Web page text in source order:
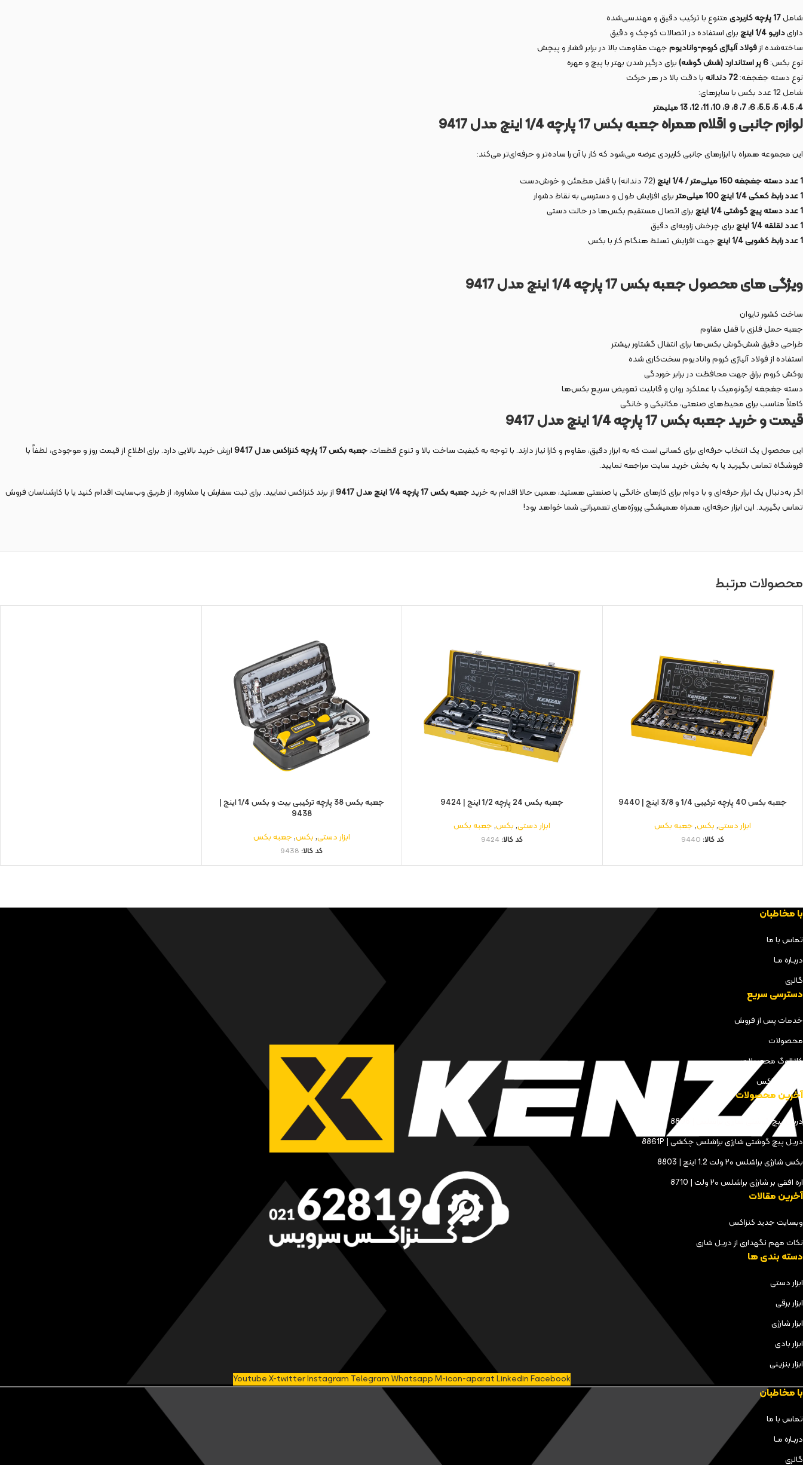
شامل17 پارچه کاربردی
متنوع با ترکیب دقیق و مهندسی‌شده
دارایداریو 1/4 اینچ
برای استفاده در اتصالات کوچک و دقیق
ساخته‌شده ازفولاد آلیاژی کروم-وانادیومجهت مقاومت بالا در برابر فشار و پیچش
نوع بکس:6 پر استاندارد (شش گوشه)
برای درگیر شدن بهتر با پیچ و مهره
نوع دسته جغجغه:72 دندانه
با دقت بالا در هر حرکت
شامل 12 عدد بکس با سایزهای:
4، 4.5، 5، 5.5، 6، 7، 8، 9، 10، 11، 12، 13 میلیمتر
لوازم جانبی و اقلام همراه جعبه بکس 17 پارچه 1/4 اینچ مدل 9417
این مجموعه همراه با ابزارهای جانبی کاربردی عرضه می‌شود که کار با آن را ساده‌تر و حرفه‌ای‌تر می‌کند:
1 عدد دسته جغجغه 150 میلی‌متر / 1/4 اینچ
(72 دندانه) با قفل مطمئن و خوش‌دست
1 عدد رابط کمکی 1/4 اینچ 100 میلی‌متر
برای افزایش طول و دسترسی به نقاط دشوار
1 عدد دسته پیچ گوشتی 1/4 اینچ
برای اتصال مستقیم بکس‌ها در حالت دستی
1 عدد لقلقه 1/4 اینچ
برای چرخش زاویه‌ای دقیق
1 عدد رابط کشویی 1/4 اینچ
جهت افزایش تسلط هنگام کار با بکس
ویژگی های محصول جعبه بکس 17 پارچه 1/4 اینچ مدل 9417
ساخت کشور تایوان
جعبه حمل فلزی با قفل مقاوم
طراحی دقیق شش‌گوش بکس‌ها برای انتقال گشتاور بیشتر
استفاده از فولاد آلیاژی کروم وانادیوم سخت‌کاری شده
روکش کروم براق جهت محافظت در برابر خوردگی
دسته جغجغه ارگونومیک با عملکرد روان و قابلیت تعویض سریع بکس‌ها
کاملاً مناسب برای محیط‌های صنعتی، مکانیکی و خانگی
قیمت و خرید جعبه بکس 17 پارچه 1/4 اینچ مدل 9417
این محصول یک انتخاب حرفه‌ای برای کسانی است که به ابزار دقیق، مقاوم و کارا نیاز دارند. با توجه به کیفیت ساخت بالا و تنوع قطعات،جعبه بکس 17 پارچه کنزاکس مدل 9417
ارزش خرید بالایی دارد. برای اطلاع از قیمت روز و موجودی، لطفاً با
فروشگاه تماس بگیرید یا به بخش خرید سایت مراجعه نمایید.
اگر به‌دنبال یک ابزار حرفه‌ای و با دوام برای کارهای خانگی یا صنعتی هستید، همین حالا اقدام به خریدجعبه بکس 17 پارچه 1/4 اینچ مدل 9417
از برند کنزاکس نمایید. برای ثبت سفارش یا مشاوره، از طریق وب‌سایت اقدام کنید یا با کارشناسان فروش
تماس بگیرید. این ابزار حرفه‌ای، همراه همیشگی پروژه‌های تعمیراتی شما خواهد بود!
محصولات مرتبط
جعبه بکس 40 پارچه ترکیبی 1/4 و 3/8 اینچ | 9440
ابزار دستی,بکس,جعبه بکس
کد کالا: 9440
جعبه بکس 24 پارچه 1/2 اینچ | 9424
ابزار دستی,بکس,جعبه بکس
کد کالا: 9424
جعبه بکس 38 پارچه ترکیبی بیت و بکس 1/4 اینچ |
9438
ابزار دستی,بکس,جعبه بکس
کد کالا: 9438
با مخاطبان
تماس با ما
دربـاره مـا
گالری
دسترسی سریع
خدمات پس از فروش
محصولات
کاتالوگ محصولات
مجله کنزاکس
آخرین محصولات
دریل پیچ گوشتی شارژی براشلس | 8898
دریل پیچ گوشتی شارژی براشلس چکشی | 8861P
بکس شارژی براشلس ۲۰ ولت 1.2 اینچ | 8803
اره افقی بر شارژی براشلس ۲۰ ولت | 8710
آخرین مقالات
وبسایت جدید کنزاکس
نکات مهم نگهداری از دریل شاری
دسته بندی ها
ابزار دستی
ابزار برقی
ابزار شارژی
ابزار بادی
ابزار بنزینی
YoutubeX-twitterInstagram TelegramWhatsappM-icon-aparatLinkedinFacebook
با مخاطبان
تماس با ما
دربـاره مـا
گالری